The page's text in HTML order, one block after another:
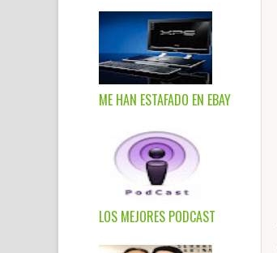
ME HAN ESTAFADO EN EBAY
LOS MEJORES PODCAST